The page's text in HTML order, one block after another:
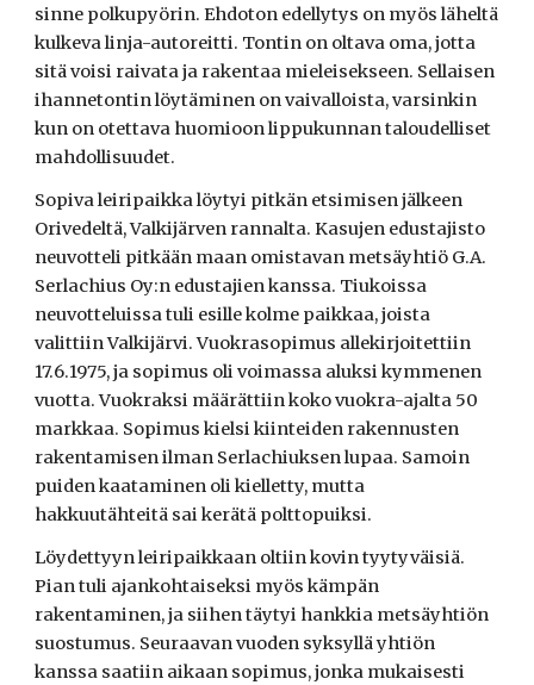
sinne polkupyörin. Ehdoton edellytys on myös läheltä
kulkeva linja-autoreitti. Tontin on oltava oma, jotta
sitä voisi raivata ja rakentaa mieleisekseen. Sellaisen
ihannetontin löytäminen on vaivalloista, varsinkin
kun on otettava huomioon lippukunnan taloudelliset
mahdollisuudet.
Sopiva leiripaikka löytyi pitkän etsimisen jälkeen
Orivedeltä, Valkijärven rannalta. Kasujen edustajisto
neuvotteli pitkään maan omistavan metsäyhtiö G.A.
Serlachius Oy:n edustajien kanssa. Tiukoissa
neuvotteluissa tuli esille kolme paikkaa, joista
valittiin Valkijärvi. Vuokrasopimus allekirjoitettiin
17.6.1975, ja sopimus oli voimassa aluksi kymmenen
vuotta. Vuokraksi määrättiin koko vuokra-ajalta 50
markkaa. Sopimus kielsi kiinteiden rakennusten
rakentamisen ilman Serlachiuksen lupaa. Samoin
puiden kaataminen oli kielletty, mutta
hakkuutähteitä sai kerätä polttopuiksi.
Löydettyyn leiripaikkaan oltiin kovin tyytyväisiä.
Pian tuli ajankohtaiseksi myös kämpän
rakentaminen, ja siihen täytyi hankkia metsäyhtiön
suostumus. Seuraavan vuoden syksyllä yhtiön
kanssa saatiin aikaan sopimus, jonka mukaisesti